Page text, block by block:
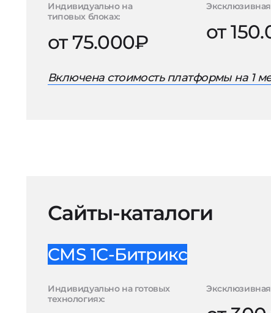
Индивидуально на
типовых блоках:
от 75.000₽ от
Включена стоимость платформы на 1
Сайты-каталоги
CMS 1С-Битрикс
Индивидуально на готовых
технологиях: